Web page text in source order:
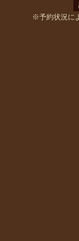
※予約状況に